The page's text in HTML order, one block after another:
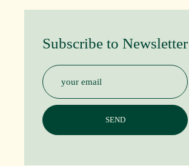
Subscribe to Newsletter